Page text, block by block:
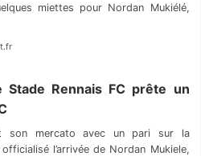
miettes pour Nordan Mukiélé,
Rennais FC prête un
son mercato avec un pari sur la
l’arrivée de Nordan Mukiele,